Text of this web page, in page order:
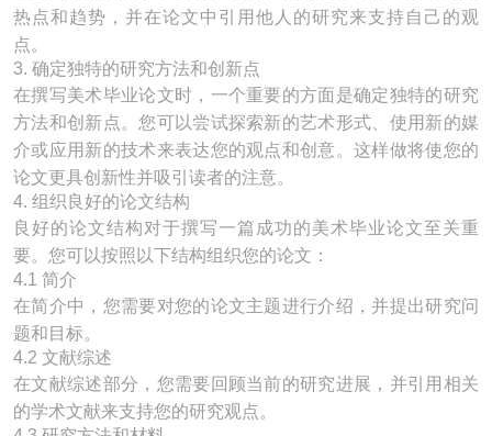
热点和趋势，并在论文中引用他人的研究来支持自己的观
点。
3. 确定独特的研究方法和创新点
在撰写美术毕业论文时，一个重要的方面是确定独特的研究
方法和创新点。您可以尝试探索新的艺术形式、使用新的媒
介或应用新的技术来表达您的观点和创意。这样做将使您的
论文更具创新性并吸引读者的注意。
4. 组织良好的论文结构
良好的论文结构对于撰写一篇成功的美术毕业论文至关重
要。您可以按照以下结构组织您的论文：
4.1 简介
在简介中，您需要对您的论文主题进行介绍，并提出研究问
题和目标。
4.2 文献综述
在文献综述部分，您需要回顾当前的研究进展，并引用相关
的学术文献来支持您的研究观点。